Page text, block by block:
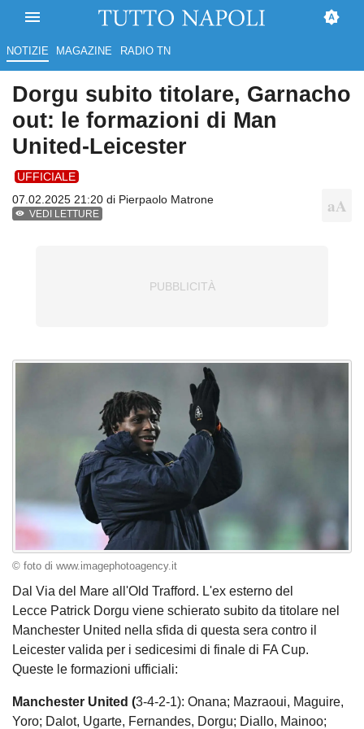
NOTIZIE MAGAZINE RADIO TN
Dorgu subito titolare, Garnacho
out: le formazioni di Man
United-Leicester
UFFICIALE
07.02.2025 21:20 di Pierpaolo Matrone
VEDI LETTURE
© foto di www.imagephotoagency.it
Dal Via del Mare all'Old Trafford. L'ex esterno del
Lecce Patrick Dorgu viene schierato subito da titolare nel
Manchester United nella sfida di questa sera contro il
Leicester valida per i sedicesimi di finale di FA Cup.
Queste le formazioni ufficiali:
Manchester United (3-4-2-1): Onana; Mazraoui, Maguire,
Yoro; Dalot, Ugarte, Fernandes, Dorgu; Diallo, Mainoo;